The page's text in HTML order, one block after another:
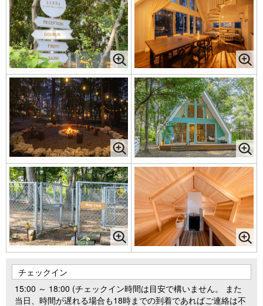
チェックイン
15:00 ～ 18:00 (チェックイン時間は目安で構いません。 また
当日、時間が遅れる場合も18時までの到着であればご連絡は不